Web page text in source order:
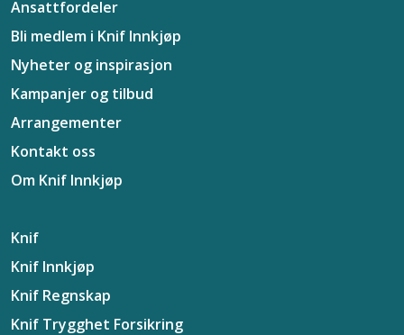
Ansattfordeler
Bli medlem i Knif Innkjøp
Nyheter og inspirasjon
Kampanjer og tilbud
Arrangementer
Kontakt oss
Om Knif Innkjøp
Knif
Knif Innkjøp
Knif Regnskap
Knif Trygghet Forsikring